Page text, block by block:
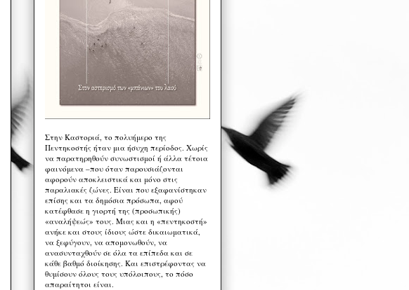
Στην Καστοριά, το πολυήμερο της
Πεντηκοστής ήταν μια ήσυχη περίοδος. Χωρίς
να παρατηρηθούν συνωστισμοί ή άλλα τέτοια
φαινόμενα –που όταν παρουσιάζονται
αφορούν αποκλειστικά και μόνο στις
παραλιακές ζώνες. Είναι που εξαφανίστηκαν
επίσης και τα δημόσια πρόσωπα, αφού
κατέφθασε η γιορτή της (προσωπικής)
«αναλήψεώς» τους. Μιας και η «πεντηκοστή»
ανήκε και στους ίδιους ώστε δικαιωματικά,
να ξεφύγουν, να απομονωθούν, να
ανασυνταχθούν σε όλα τα επίπεδα και σε
κάθε βαθμό διοίκησης. Και επιστρέφοντας να
θυμίσουν όλους τους υπόλοιπους, το πόσο
απαραίτητοι είναι.